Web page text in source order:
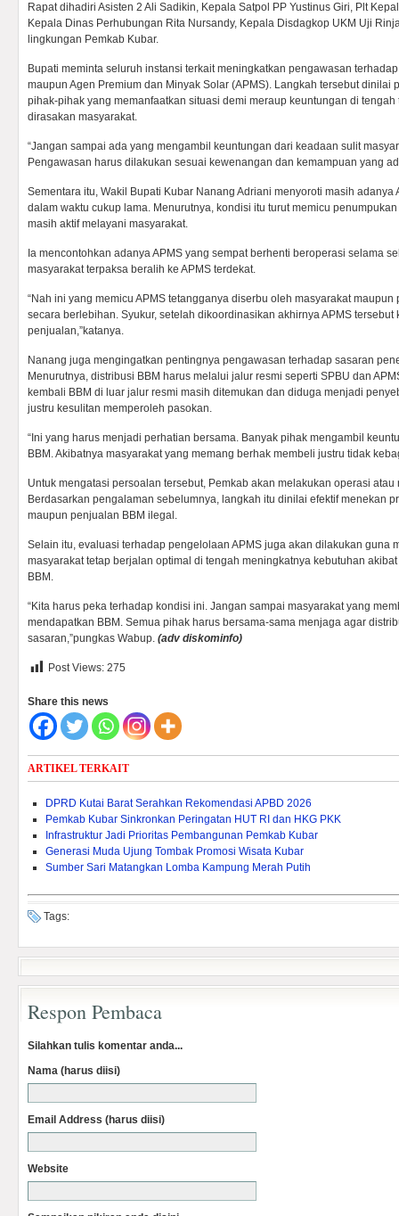
Rapat dihadiri Asisten 2 Ali Sadikin, Kepala Satpol PP Yustinus Giri, Plt
Kepala Dinas Perhubungan Rita Nursandy, Kepala Disdagkop UKM Uji
lingkungan Pemkab Kubar.
Bupati meminta seluruh instansi terkait meningkatkan pengawasan
maupun Agen Premium dan Minyak Solar (APMS). Langkah tersebut dinilai
pihak-pihak yang memanfaatkan situasi demi meraup keuntungan di
dirasakan masyarakat.
“Jangan sampai ada yang mengambil keuntungan dari keadaan sulit
Pengawasan harus dilakukan sesuai kewenangan dan kemampuan yang
Sementara itu, Wakil Bupati Kubar Nanang Adriani menyoroti masih adanya
dalam waktu cukup lama. Menurutnya, kondisi itu turut memicu
masih aktif melayani masyarakat.
Ia mencontohkan adanya APMS yang sempat berhenti beroperasi selama
masyarakat terpaksa beralih ke APMS terdekat.
“Nah ini yang memicu APMS tetangganya diserbu oleh masyarakat
secara berlebihan. Syukur, setelah dikoordinasikan akhirnya APMS tersebut
penjualan,”katanya.
Nanang juga mengingatkan pentingnya pengawasan terhadap sasaran
Menurutnya, distribusi BBM harus melalui jalur resmi seperti SPBU dan
kembali BBM di luar jalur resmi masih ditemukan dan diduga menjadi
justru kesulitan memperoleh pasokan.
“Ini yang harus menjadi perhatian bersama. Banyak pihak mengambil
BBM. Akibatnya masyarakat yang memang berhak membeli justru tidak
Untuk mengatasi persoalan tersebut, Pemkab akan melakukan operasi
Berdasarkan pengalaman sebelumnya, langkah itu dinilai efektif menekan
maupun penjualan BBM ilegal.
Selain itu, evaluasi terhadap pengelolaan APMS juga akan dilakukan guna
masyarakat tetap berjalan optimal di tengah meningkatnya kebutuhan
BBM.
“Kita harus peka terhadap kondisi ini. Jangan sampai masyarakat yang
mendapatkan BBM. Semua pihak harus bersama-sama menjaga agar
sasaran,”pungkas Wabup. (adv diskominfo)
Post Views: 275
Share this news
ARTIKEL TERKAIT
DPRD Kutai Barat Serahkan Rekomendasi APBD 2026
Pemkab Kubar Sinkronkan Peringatan HUT RI dan HKG PKK
Infrastruktur Jadi Prioritas Pembangunan Pemkab Kubar
Generasi Muda Ujung Tombak Promosi Wisata Kubar
Sumber Sari Matangkan Lomba Kampung Merah Putih
Tags:
Respon Pembaca
Silahkan tulis komentar anda...
Nama (harus diisi)
Email Address (harus diisi)
Website